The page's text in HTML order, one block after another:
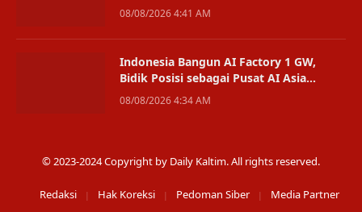
08/08/2026 4:41 AM
Indonesia Bangun AI Factory 1 GW,
Bidik Posisi sebagai Pusat AI Asia
Tenggara
08/08/2026 4:34 AM
© 2023-2024 Copyright by Daily Kaltim. All rights reserved.
Redaksi Hak Koreksi Pedoman Siber Media Partner